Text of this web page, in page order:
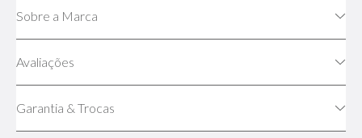
Sobre a Marca
Avaliações
Garantia & Trocas